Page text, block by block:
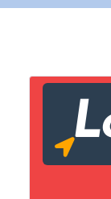
Lien vers
Copier lien